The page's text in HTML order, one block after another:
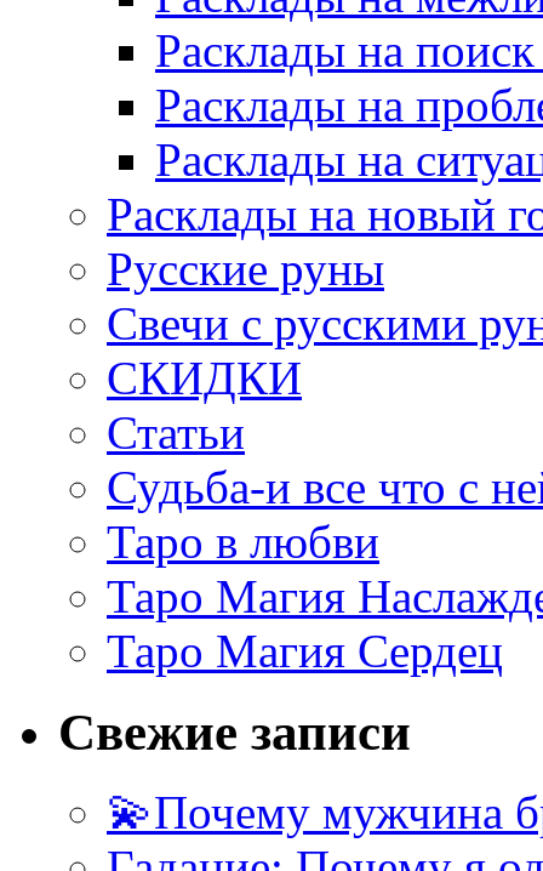
Расклады на
Расклады на
Расклады на
Расклады на новый
Русские руны
Свечи с русскими
СКИДКИ
Статьи
Судьба-и все что с
Таро в любви
Таро Магия
Таро Магия Сердец
Свежие записи
💫Почему мужчина